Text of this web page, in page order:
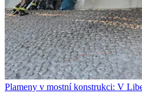
Plameny v mostní konstrukci: V